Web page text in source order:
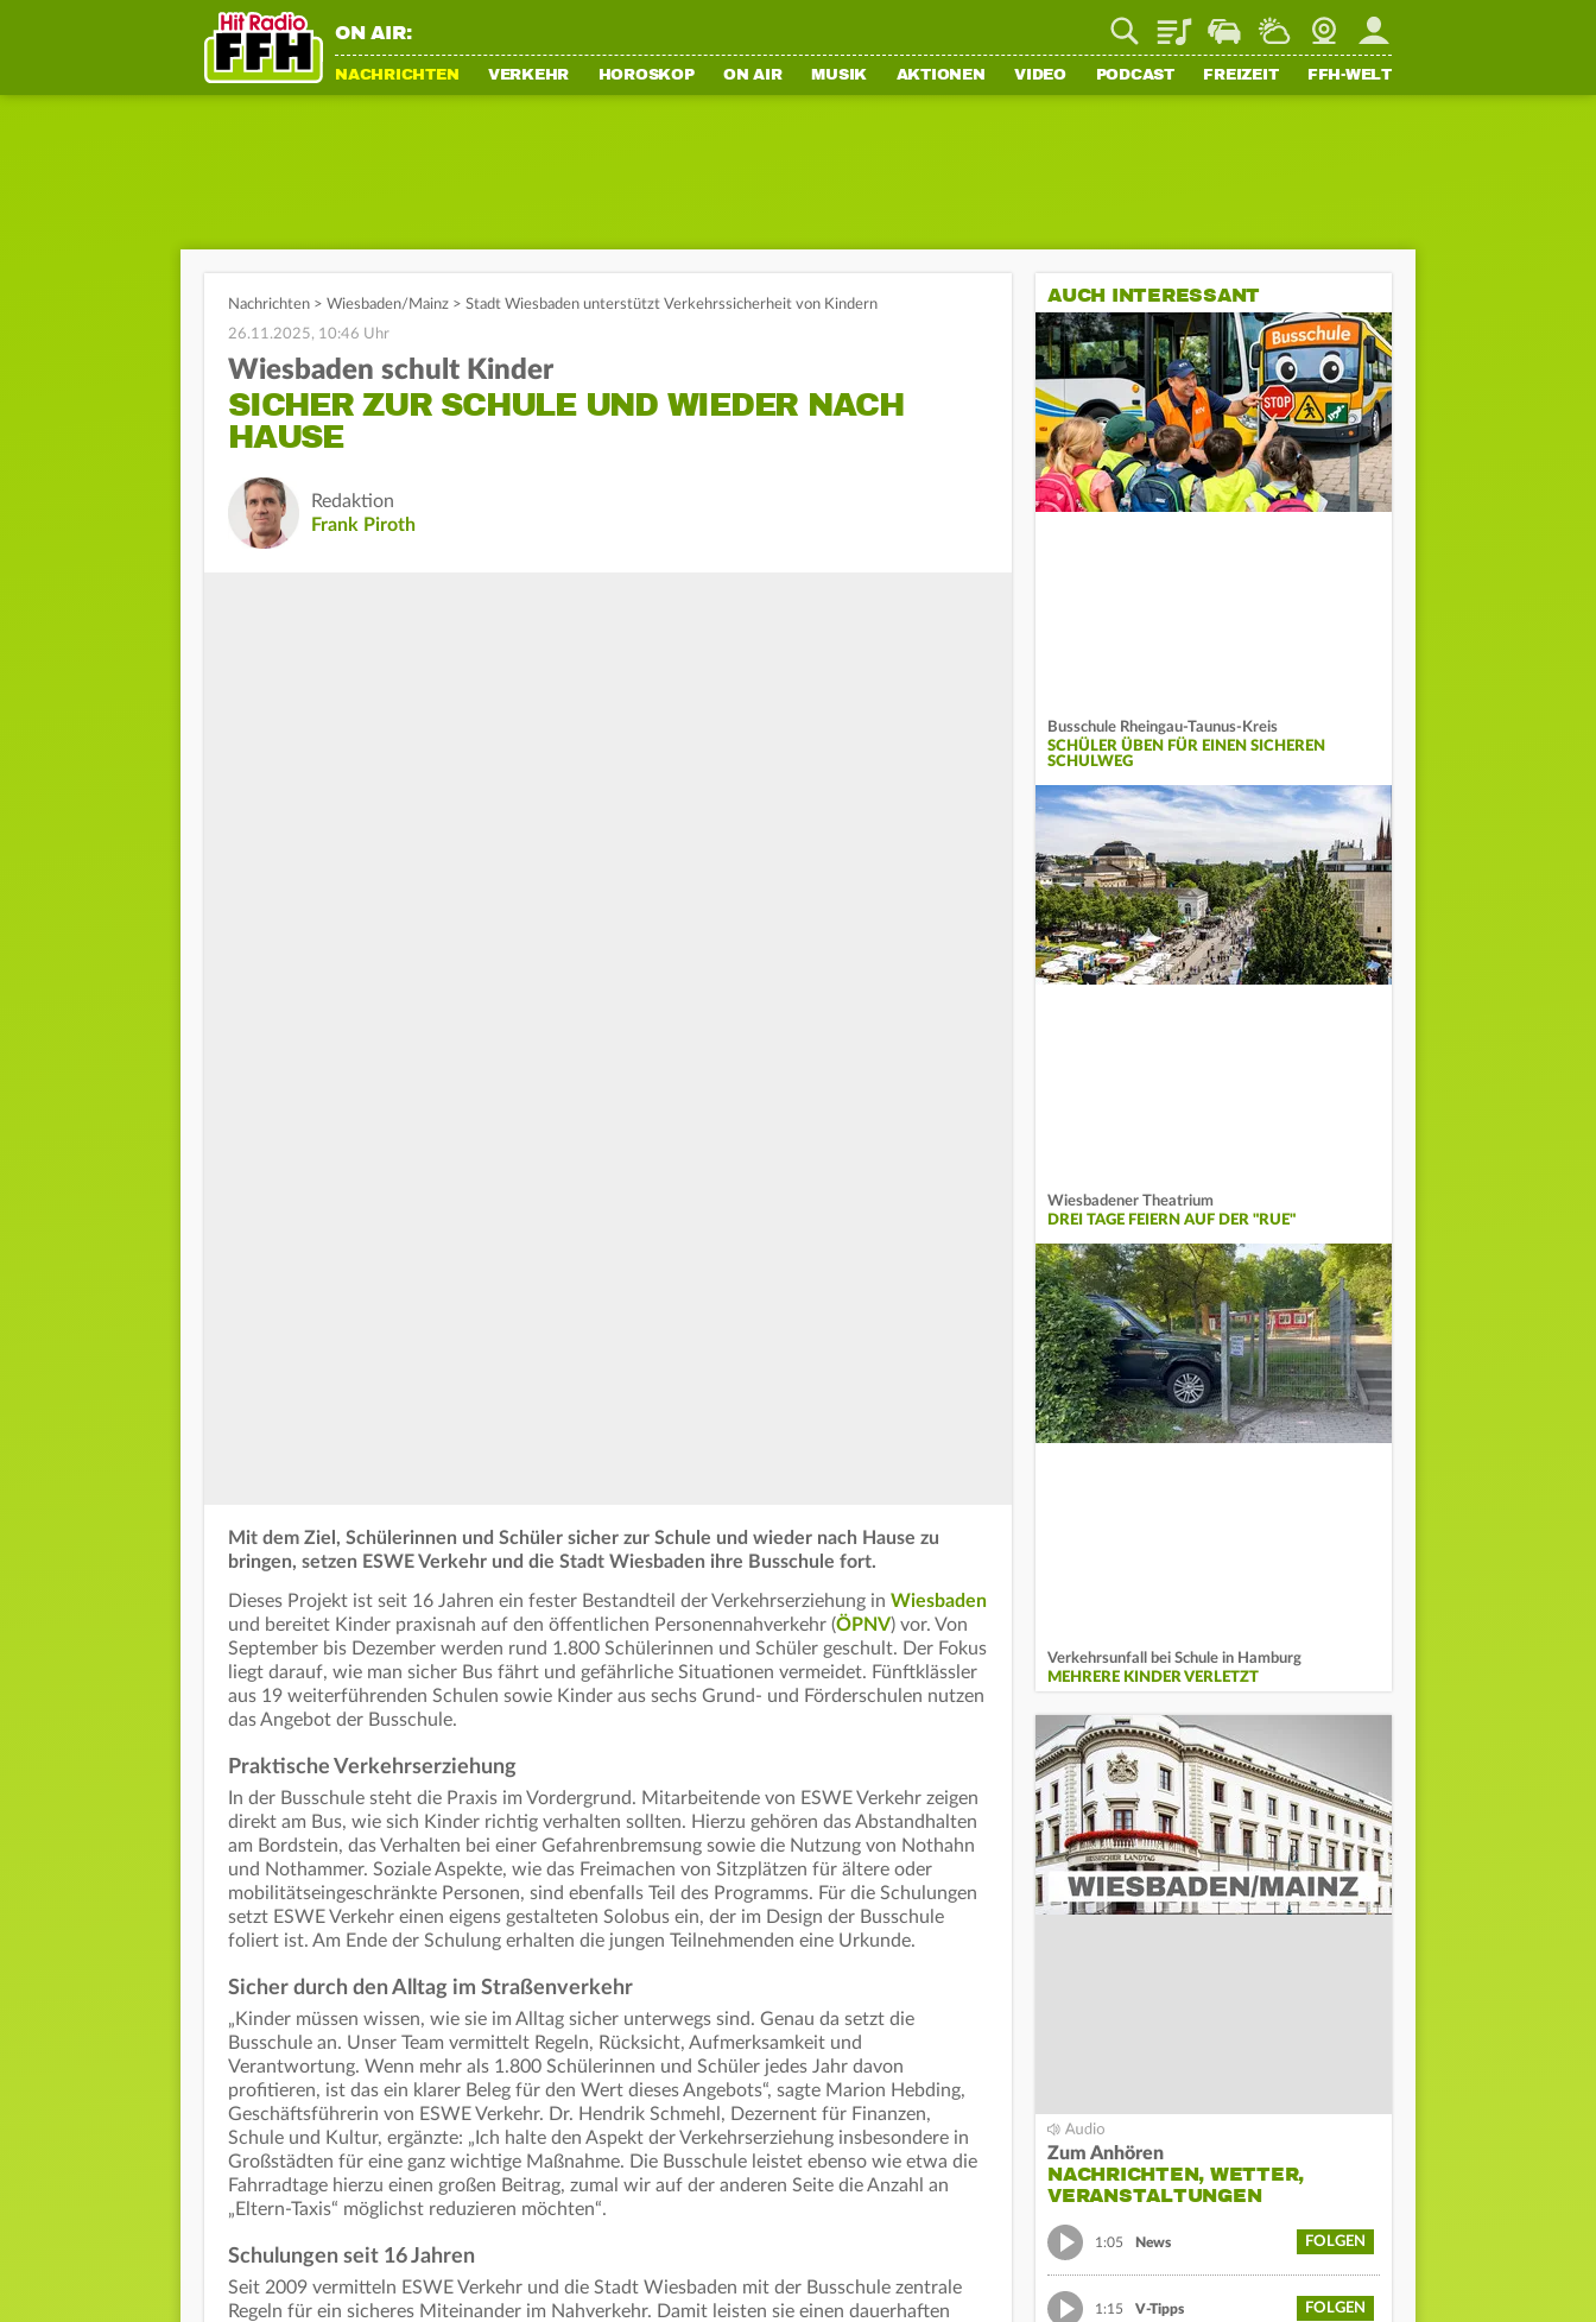
ON AIR: PlaylistStaupilotWetterWebcamMein FFH
NACHRICHTEN VERKEHR HOROSKOP ON AIR MUSIK AKTIONEN VIDEO PODCAST FREIZEIT FFH-WELT
Nachrichten > Wiesbaden/Mainz > Stadt Wiesbaden unterstützt Verkehrssicherheit von Kindern
26.11.2025, 10:46 Uhr
Wiesbaden schult Kinder
SICHER ZUR SCHULE UND WIEDER NACH
HAUSE
Redaktion
Frank Piroth
Mit dem Ziel, Schülerinnen und Schüler sicher zur Schule und wieder nach Hause zu
bringen, setzen ESWE Verkehr und die Stadt Wiesbaden ihre Busschule fort.
Dieses Projekt ist seit 16 Jahren ein fester Bestandteil der Verkehrserziehung in Wiesbaden
und bereitet Kinder praxisnah auf den öffentlichen Personennahverkehr (ÖPNV) vor. Von
September bis Dezember werden rund 1.800 Schülerinnen und Schüler geschult. Der Fokus
liegt darauf, wie man sicher Bus fährt und gefährliche Situationen vermeidet. Fünftklässler
aus 19 weiterführenden Schulen sowie Kinder aus sechs Grund- und Förderschulen nutzen
das Angebot der Busschule.
Praktische Verkehrserziehung
In der Busschule steht die Praxis im Vordergrund. Mitarbeitende von ESWE Verkehr zeigen
direkt am Bus, wie sich Kinder richtig verhalten sollten. Hierzu gehören das Abstandhalten
am Bordstein, das Verhalten bei einer Gefahrenbremsung sowie die Nutzung von Nothahn
und Nothammer. Soziale Aspekte, wie das Freimachen von Sitzplätzen für ältere oder
mobilitätseingeschränkte Personen, sind ebenfalls Teil des Programms. Für die Schulungen
setzt ESWE Verkehr einen eigens gestalteten Solobus ein, der im Design der Busschule
foliert ist. Am Ende der Schulung erhalten die jungen Teilnehmenden eine Urkunde.
Sicher durch den Alltag im Straßenverkehr
„Kinder müssen wissen, wie sie im Alltag sicher unterwegs sind. Genau da setzt die
Busschule an. Unser Team vermittelt Regeln, Rücksicht, Aufmerksamkeit und
Verantwortung. Wenn mehr als 1.800 Schülerinnen und Schüler jedes Jahr davon
profitieren, ist das ein klarer Beleg für den Wert dieses Angebots“, sagte Marion Hebding,
Geschäftsführerin von ESWE Verkehr. Dr. Hendrik Schmehl, Dezernent für Finanzen,
Schule und Kultur, ergänzte: „Ich halte den Aspekt der Verkehrserziehung insbesondere in
Großstädten für eine ganz wichtige Maßnahme. Die Busschule leistet ebenso wie etwa die
Fahrradtage hierzu einen großen Beitrag, zumal wir auf der anderen Seite die Anzahl an
„Eltern-Taxis“ möglichst reduzieren möchten“.
Schulungen seit 16 Jahren
Seit 2009 vermitteln ESWE Verkehr und die Stadt Wiesbaden mit der Busschule zentrale
Regeln für ein sicheres Miteinander im Nahverkehr. Damit leisten sie einen dauerhaften
AUCH INTERESSANT
Busschule Rheingau-Taunus-Kreis
SCHÜLER ÜBEN FÜR EINEN SICHEREN
SCHULWEG
Wiesbadener Theatrium
DREI TAGE FEIERN AUF DER "RUE"
Verkehrsunfall bei Schule in Hamburg
MEHRERE KINDER VERLETZT
Zum Anhören
NACHRICHTEN, WETTER,
VERANSTALTUNGEN
1:05 News FOLGEN
1:15 V-Tipps FOLGEN